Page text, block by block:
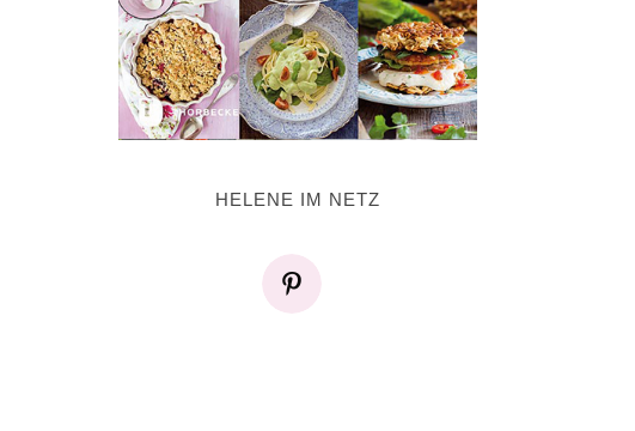
HELENE IM NETZ